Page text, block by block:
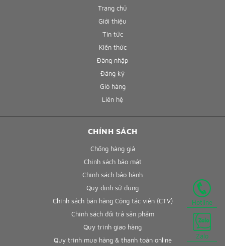
Hotline
Zalo
Trang chủ
Giới thiệu
Tin tức
Kiến thức
Đăng nhập
Đăng ký
Giỏ hàng
Liên hệ
CHÍNH SÁCH
Chống hàng giả
Chính sách bảo mật
Chính sách bảo hành
Quy định sử dụng
Chính sách bán hàng Cộng tác viên (CTV)
Chính sách đổi trả sản phẩm
Quy trình giao hàng
Quy trình mua hàng & thanh toán online